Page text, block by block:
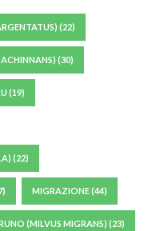
(22)
(30)
(19)
(22)
MIGRAZIONE(44)
(MILVUS MIGRANS) (23)